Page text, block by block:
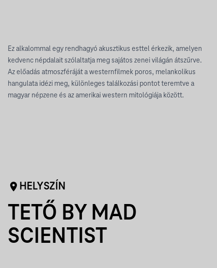
Ez alkalommal egy rendhagyó akusztikus esttel érkezik, amelyen
kedvenc népdalait szólaltatja meg sajátos zenei világán átszűrve.
Az előadás atmoszféráját a westernfilmek poros, melankolikus
hangulata idézi meg, különleges találkozási pontot teremtve a
magyar népzene és az amerikai western mitológiája között.
HELYSZÍN
TETŐ BY MAD
SCIENTIST